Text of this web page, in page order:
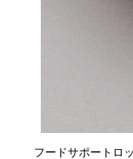
フードサポートロ